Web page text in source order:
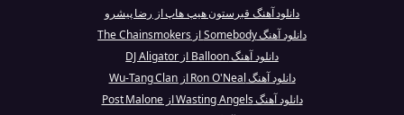
دانلود آهنگ قبرستون هیپ هاپ از رضا پیشرو
دانلود آهنگ Somebody از The Chainsmokers
دانلود آهنگ Balloon از DJ Aligator
دانلود آهنگ Ron O'Neal از Wu-Tang Clan
دانلود آهنگ Wasting Angels از Post Malone